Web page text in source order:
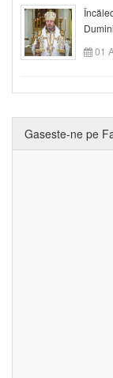
01
Gaseste-ne pe